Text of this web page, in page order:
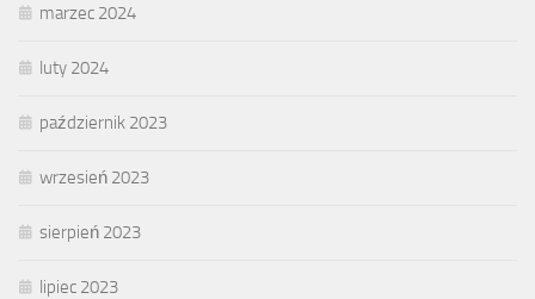
marzec 2024
luty 2024
październik 2023
wrzesień 2023
sierpień 2023
lipiec 2023